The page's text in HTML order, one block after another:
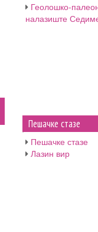
Геолошко-
налазиште
Пешачке стазе
Пешачке стазе
Лазин вир